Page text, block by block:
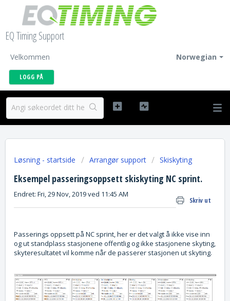
EQ Timing Support
Norwegian
Velkommen
LOGG PÅ
Løsning - startside Arrangør support Skiskyting
Eksempel passeringsoppsett skiskyting NC sprint.
Skriv ut
Endret: Fri, 29 Nov, 2019 ved 11:45 AM
Passerings oppsett på NC sprint, her er det valgt å ikke vise inn
og ut standplass stasjonene offentlig og ikke stasjonene skyting,
skyteresultatet vil komme når de passerer stasjonen ut skyting.